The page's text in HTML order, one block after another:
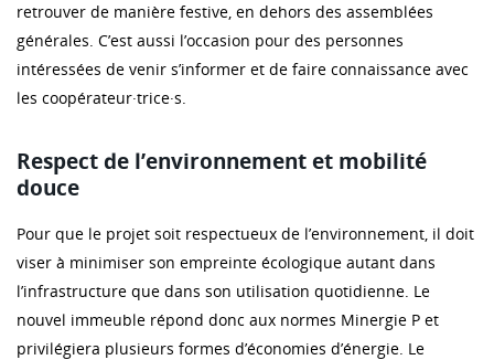
retrouver de manière festive, en dehors des assemblées
générales. C’est aussi l’occasion pour des personnes
intéressées de venir s’informer et de faire connaissance avec
les coopérateur·trice·s.
Respect de l’environnement et mobilité
douce
Pour que le projet soit respectueux de l’environnement, il doit
viser à minimiser son empreinte écologique autant dans
l’infrastructure que dans son utilisation quotidienne. Le
nouvel immeuble répond donc aux normes Minergie P et
privilégiera plusieurs formes d’économies d’énergie. Le